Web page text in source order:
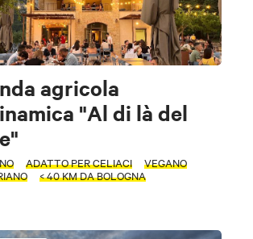
agricola
"Al di là del
ADATTO PER CELIACI
VEGANO
< 40 KM DA BOLOGNA